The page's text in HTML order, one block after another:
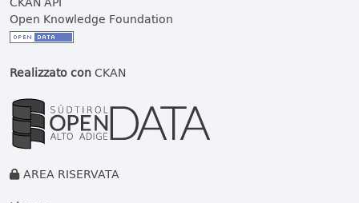
Open Knowledge Foundation
Realizzato conCKAN
AREA RISERVATA